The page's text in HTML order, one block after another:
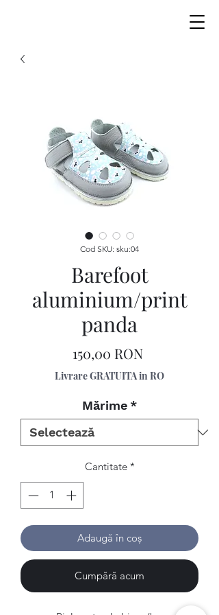
Cod SKU: sku:04
Barefoot
aluminium/print
panda
150,00 RONPreț
Livrare GRATUITA in RO
Mărime *
Cantitate *
Adaugă în coș
Cumpără acum